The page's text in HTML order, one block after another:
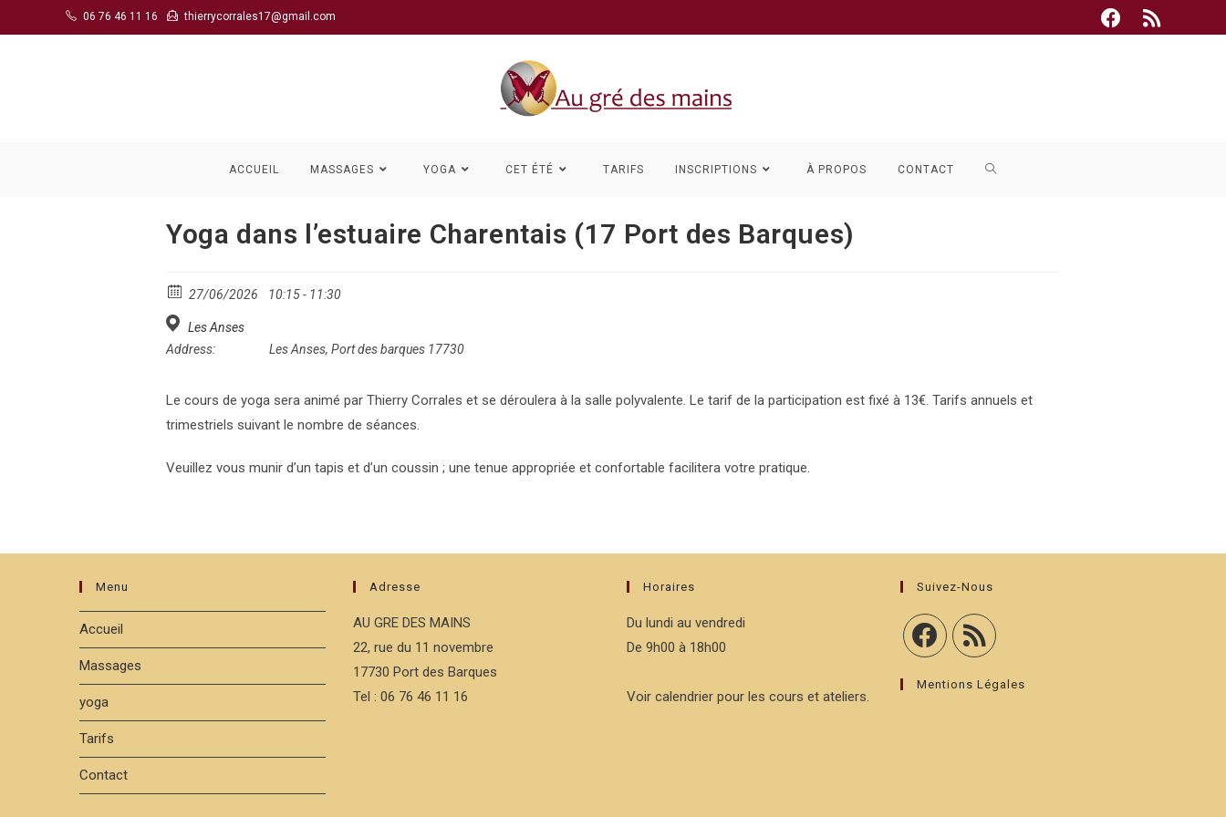
to
06 76 46 11 16 thierrycorrales17@gmail.com
ACCUEIL MASSAGES YOGA CET ÉTÉ TARIFS INSCRIPTIONS À PROPOS CONTACT TOGGLE
Yoga dans l’estuaire Charentais (17 Port des Barques)
27/06/2026 10:15 - 11:30
Les Anses
Address:
Les Anses, Port des barques 17730
Le cours de yoga sera animé par Thierry Corrales et se déroulera à la salle polyvalente. Le tarif de la participation est fixé à 13€. Tarifs annuels et
trimestriels suivant le nombre de séances.
Veuillez vous munir d’un tapis et d’un coussin ; une tenue appropriée et confortable facilitera votre pratique.
Menu
Accueil
Massages
yoga
Tarifs
Contact
Adresse
AU GRE DES MAINS
22, rue du 11 novembre
17730 Port des Barques
Tel : 06 76 46 11 16
Horaires
Du lundi au vendredi
De 9h00 à 18h00
Voir calendrier pour les cours et ateliers.
Suivez-Nous
Mentions Légales